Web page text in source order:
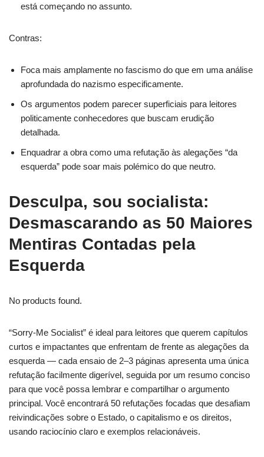
está começando no assunto.
Contras:
Foca mais amplamente no fascismo do que em uma análise
aprofundada do nazismo especificamente.
Os argumentos podem parecer superficiais para leitores
politicamente conhecedores que buscam erudição
detalhada.
Enquadrar a obra como uma refutação às alegações “da
esquerda” pode soar mais polémico do que neutro.
Desculpa, sou socialista:
Desmascarando as 50 Maiores
Mentiras Contadas pela
Esquerda
No products found.
“Sorry-Me Socialist” é ideal para leitores que querem capítulos
curtos e impactantes que enfrentam de frente as alegações da
esquerda — cada ensaio de 2–3 páginas apresenta uma única
refutação facilmente digerível, seguida por um resumo conciso
para que você possa lembrar e compartilhar o argumento
principal. Você encontrará 50 refutações focadas que desafiam
reivindicações sobre o Estado, o capitalismo e os direitos,
usando raciocínio claro e exemplos relacionáveis.